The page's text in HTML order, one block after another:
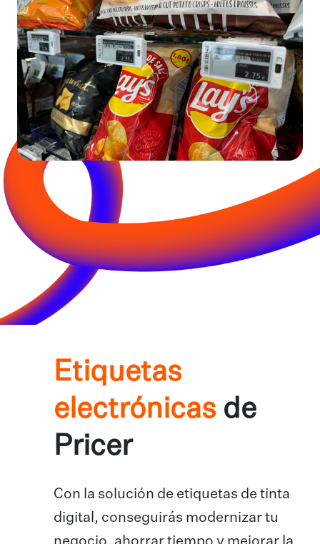
Etiquetas
electrónicas de
Pricer
Con la solución de etiquetas de tinta
digital, conseguirás modernizar tu
negocio, ahorrar tiempo y mejorar la